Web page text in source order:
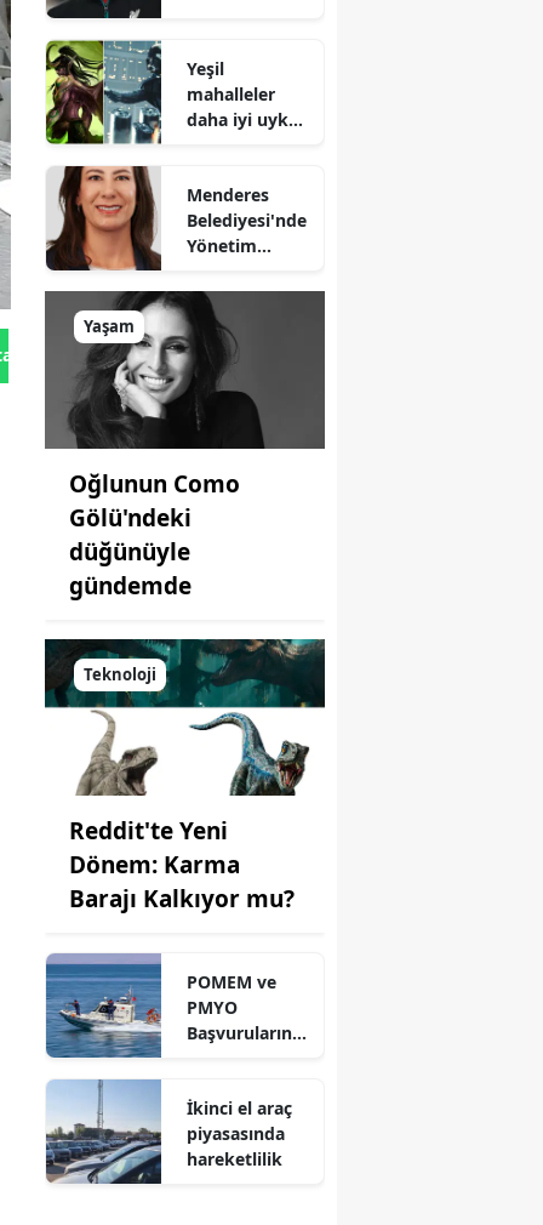
Gönder
Yeşil
mahalleler
daha iyi uyku
Menderes
Belediyesi'nde
Yönetim
Yaşam
Oğlunun Como
Gölü'ndeki
düğünüyle
gündemde
Teknoloji
Reddit'te Yeni
Dönem: Karma
Barajı Kalkıyor mu?
POMEM ve
PMYO
Başvurularınd
İkinci el araç
piyasasında
hareketlilik